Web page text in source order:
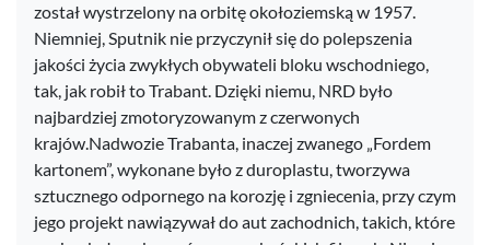
został wystrzelony na orbitę okołoziemską w 1957.
Niemniej, Sputnik nie przyczynił się do polepszenia
jakości życia zwykłych obywateli bloku wschodniego,
tak, jak robił to Trabant. Dzięki niemu, NRD było
najbardziej zmotoryzowanym z czerwonych
krajów.Nadwozie Trabanta, inaczej zwanego „Fordem
kartonem”, wykonane było z duroplastu, tworzywa
sztucznego odpornego na korozję i zgniecenia, przy czym
jego projekt nawiązywał do aut zachodnich, takich, które